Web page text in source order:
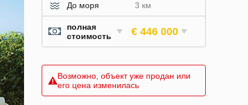
До моря
3 км
полная
стоимость
€ 446 000
Возможно, объект уже продан или
его цена изменилась